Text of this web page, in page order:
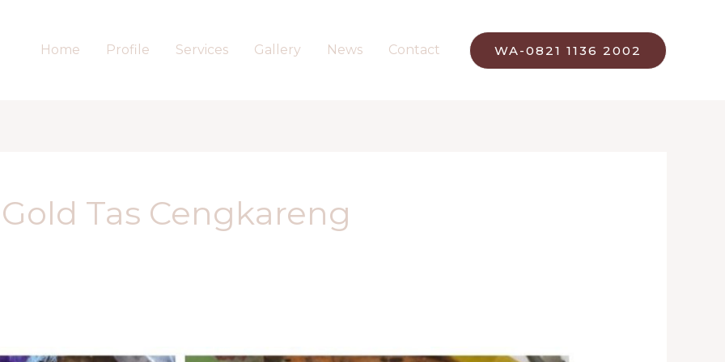
Home Profile Services Gallery News Contact WA-0821 1136 2002
Tas Cengkareng